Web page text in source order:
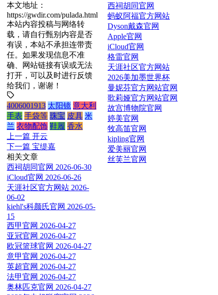
本文地址：
https://gwdir.com/pulada.html
本站内容投稿与网络转
载，请自行甄别内容是否
有误，本站不承担连带责
任。如果发现信息不准
确、网站链接有误或无法
打开，可以及时进行反馈
给我们，谢谢！
4006001913 太阳镜 意大利
手表 手袋等 珠宝 皮具 米
兰 衣物配饰 鞋履 香水
上一篇 开云
下一篇 宝缇嘉
相关文章
西祠胡同官网 2026-06-30
iCloud官网 2026-06-26
天涯社区官方网站 2026-
06-02
kiehl's科颜氏官网 2026-05-
15
西甲官网 2026-04-27
亚冠官网 2026-04-27
欧冠篮球官网 2026-04-27
意甲官网 2026-04-27
英超官网 2026-04-27
法甲官网 2026-04-27
奥林匹克官网 2026-04-27
西祠胡同官网
蚂蚁阿福官方网站
Dyson戴森官网
Apple官网
iCloud官网
格雷官网
天涯社区官方网站
2026美加墨世界杯
曼妮芬官方网站官网
歌莉娅官方网站官网
故宫博物院官网
婷美官网
牧高笛官网
kipling官网
爱美丽官网
丝芙兰官网